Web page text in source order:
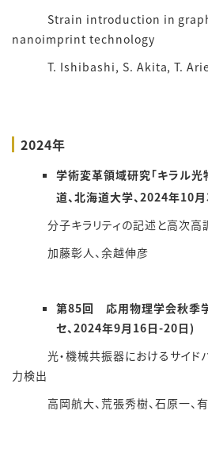
Strain introduction in
nanoimprint technology
T. Ishibashi, S. Akita, T.
2024年
学術変革領域研究「キラル
道、北海道大学、2024年10
分子キラリティの記述と高次高
加藤彰人、余越伸彦
第85回 応用物理学会秋季学
セ、2024年9月16日-20日)
光・機械共振器におけるサイドバ
力検出
⾼岡航⼤、荒張秀樹、⽯原⼀、有